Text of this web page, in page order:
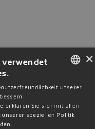
No
GERMAN
×
verwendet
unserer
erklären Sie sich mit allen
speziellen Politik